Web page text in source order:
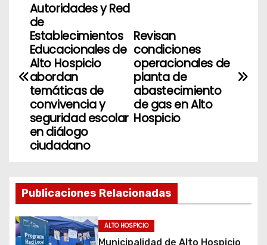
N
i
ó
n
Revisan
condiciones
operacionales de
planta de
abastecimiento
de gas en Alto
Hospicio
Autoridades y Red
de
Establecimientos
Educacionales de
Alto Hospicio
abordan
temáticas de
convivencia y
seguridad escolar
en diálogo
ciudadano
Publicaciones Relacionadas
ALTO HOSPICIO
Municipalidad de Alto Hospicio